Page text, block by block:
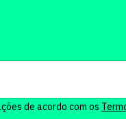
de acordo com os